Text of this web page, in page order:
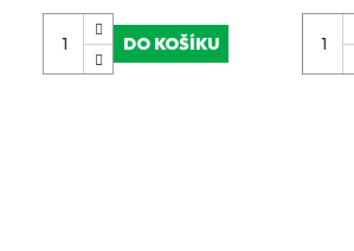
DO KOŠÍKU